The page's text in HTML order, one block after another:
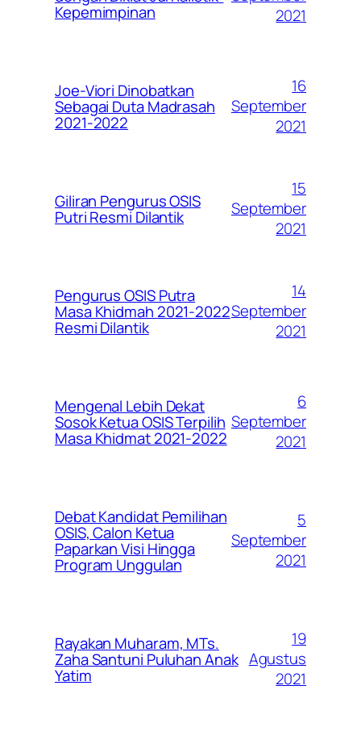
Kepemimpinan
2021
Joe-Viori Dinobatkan
Sebagai Duta Madrasah
2021-2022
16
September
2021
Giliran Pengurus OSIS
Putri Resmi Dilantik
15
September
2021
Pengurus OSIS Putra
Masa Khidmah 2021-2022
Resmi Dilantik
14
September
2021
Mengenal Lebih Dekat
Sosok Ketua OSIS Terpilih
Masa Khidmat 2021-2022
6
September
2021
Debat Kandidat Pemilihan
OSIS, Calon Ketua
Paparkan Visi Hingga
Program Unggulan
5
September
2021
Rayakan Muharam, MTs.
Zaha Santuni Puluhan Anak
Yatim
19
Agustus
2021